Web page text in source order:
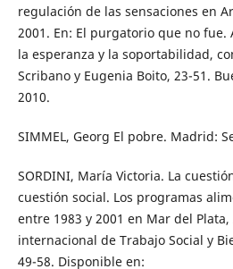
regulación de las sensaciones en
2001. En: El purgatorio que no
la esperanza y la soportabilidad,
Scribano y Eugenia Boito, 23-51.
2010.
SIMMEL, Georg El pobre. Madrid:
SORDINI, María Victoria. La
cuestión social. Los programas
entre 1983 y 2001 en Mar del
internacional de Trabajo Social y
49-58. Disponible en: